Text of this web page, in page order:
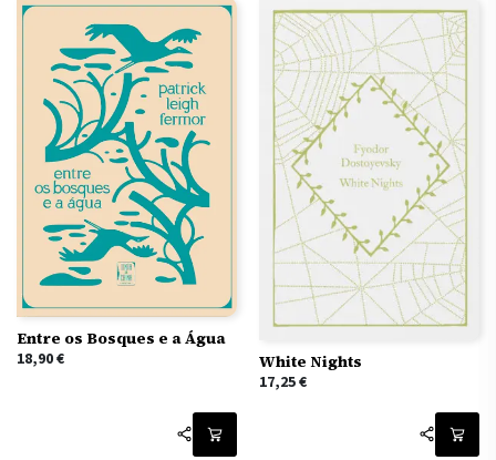
Entre os Bosques e a Água
18,90€
White Nights
17,25€